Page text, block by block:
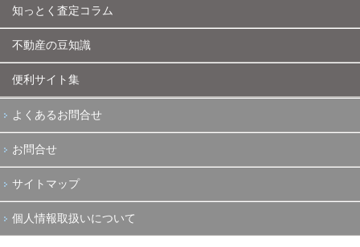
知っとく査定コラム
不動産の豆知識
便利サイト集
よくあるお問合せ
お問合せ
サイトマップ
個人情報取扱いについて